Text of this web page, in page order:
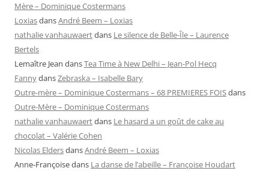
Mère – Dominique Costermans
LoxiasdansAndré Beem – Loxias
nathalie vanhauwaertdans Le silence de Belle-Île – Laurence
Bertels
Lemaître Jean dansTea Time à New Delhi – Jean-Pol Hecq
FannydansZebraska – Isabelle Bary
Outre-mère – Dominique Costermans – 68 PREMIERES FOISdans
Outre-Mère – Dominique Costermans
nathalie vanhauwaertdans Le hasard a un goût de cake au
chocolat – Valérie Cohen
Nicolas EldersdansAndré Beem – Loxias
Anne-Françoisedans La danse de l’abeille – Françoise Houdart